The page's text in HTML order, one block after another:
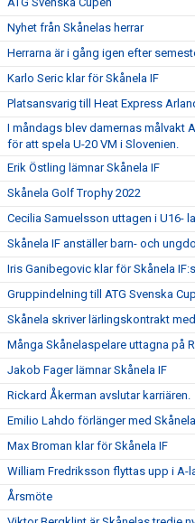
Nyhet från Skånelas herrar
Herrarna är i gång igen efter
Karlo Seric klar för Skånela IF
Platsansvarig till Heat Express
I måndags blev damernas målvakt
för att spela U-20 VM i Slovenien.
Erik Östling lämnar Skånela IF
Skånela Golf Trophy 2022
Cecilia Samuelsson uttagen i U16-
Skånela IF anställer barn- och
Iris Ganibegovic klar för Skånela
Gruppindelning till ATG Svenska
Skånela skriver lärlingskontrakt
Många Skånelaspelare uttagna på
Jakob Fager lämnar Skånela IF
Rickard Åkerman avslutar karriären.
Emilio Lahdo förlänger med
Max Broman klar för Skånela IF
William Fredriksson flyttas upp i A-
Årsmöte